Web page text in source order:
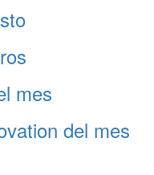
mes
del mes